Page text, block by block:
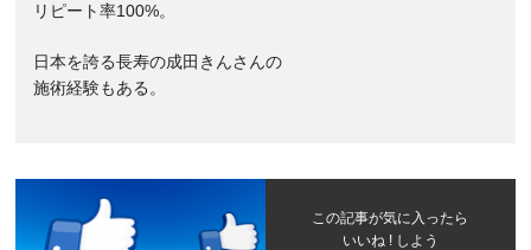
リピート率100%。
日本を誇る長寿の成田きんさんの
施術経験もある。
この記事が気に入ったら
いいね ! しよう